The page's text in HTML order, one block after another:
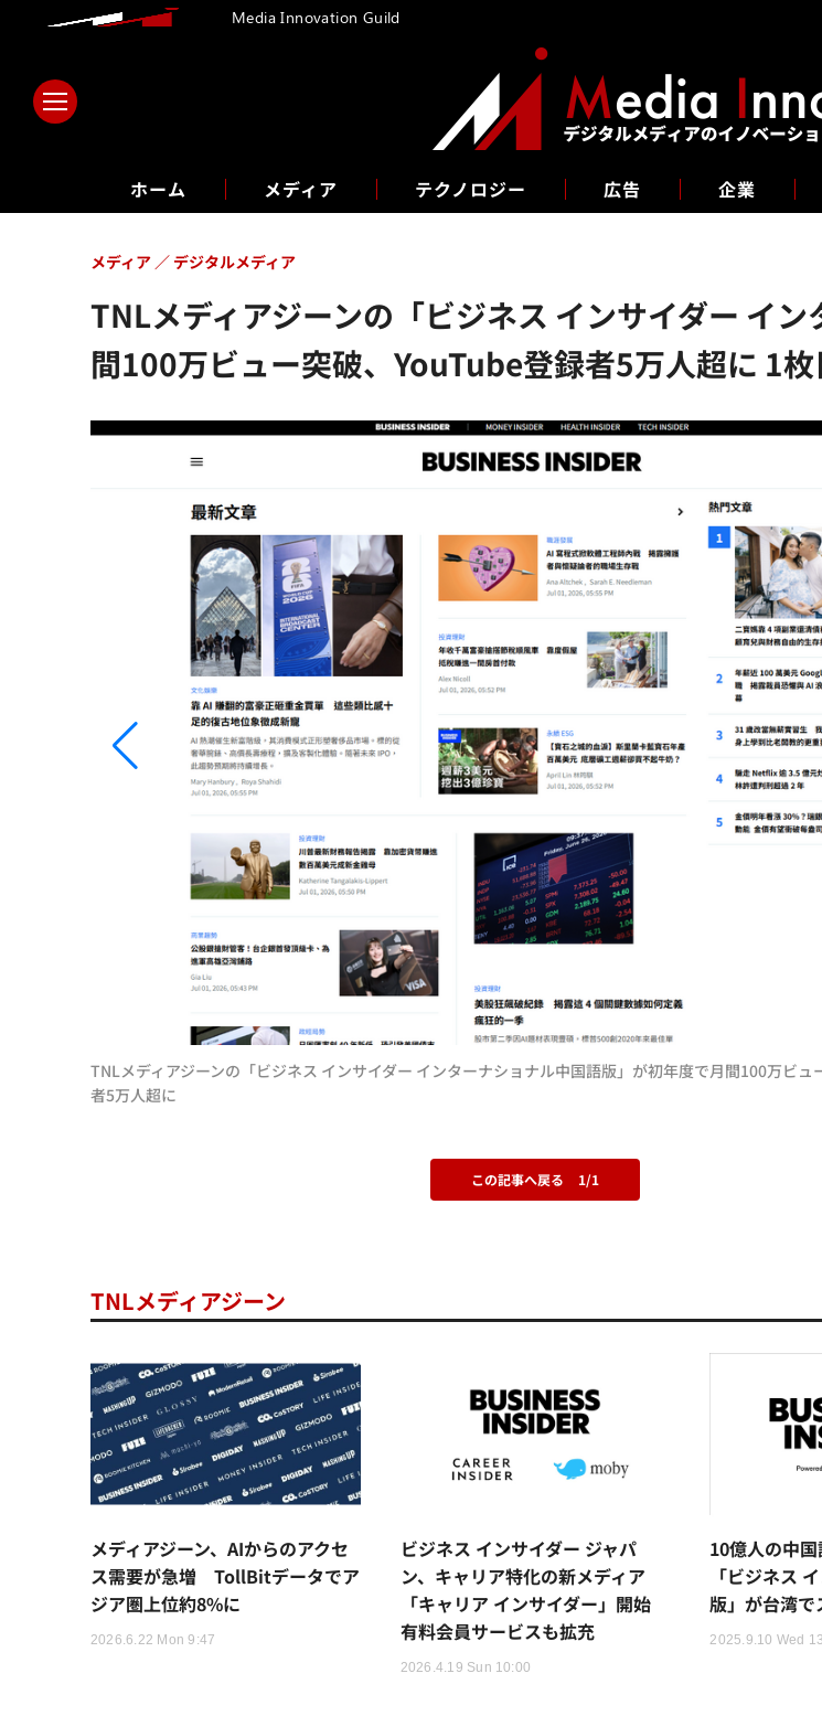
ホーム メディア テクノロジー 広告 企業
TNLメディアジーンの「ビジネス インサイダー イ
間100万ビュー突破、YouTube登録者5万人超に 1
メディア デジタルメディア
TNLメディアジーンの「ビジネス インサイダー インターナショナル中国語版」が初年度で月間100万ビ
者5万人超に
この記事へ戻る 1/1
TNLメディアジーン
メディアジーン、AIからのアクセ
ス需要が急増 TollBitデータでア
ジア圏上位約8%に
2026.6.22 Mon 9:47
ビジネス インサイダー ジャパ
ン、キャリア特化の新メディア
「キャリア インサイダー」開始
有料会員サービスも拡充
2026.4.19 Sun 10:00
10億人の中国
「ビジネス
版」が台湾で
2025.9.10 Wed
Media Innovation Guild